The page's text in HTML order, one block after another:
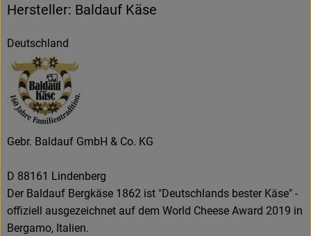
Hersteller: Baldauf Käse
Deutschland
Gebr. Baldauf GmbH & Co. KG
D 88161 Lindenberg
Der Baldauf Bergkäse 1862 ist "Deutschlands bester Käse" -
offiziell ausgezeichnet auf dem World Cheese Award 2019 in
Bergamo, Italien.